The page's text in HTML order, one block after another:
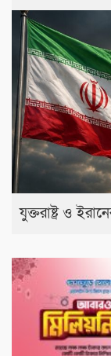
যুক্তরাষ্ট্র ও